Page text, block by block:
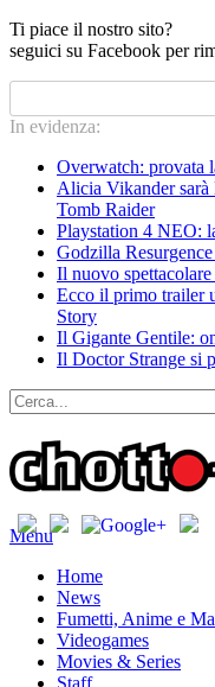
Ti piace il nostro sito?
seguici su Facebook per
In evidenza:
Overwatch: provata
Alicia Vikander
Tomb Raider
Playstation 4 NEO:
Godzilla
Il nuovo
Ecco il primo trailer
Story
Il Gigante Gentile:
Il Doctor Strange si
Menu
Home
News
Fumetti, Anime e
Videogames
Movies & Series